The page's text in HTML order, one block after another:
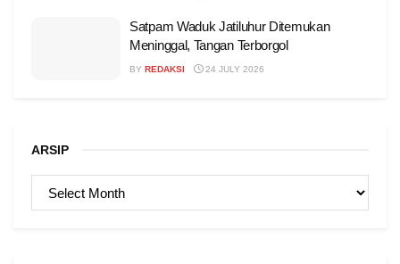
Satpam Waduk Jatiluhur Ditemukan
Meninggal, Tangan Terborgol
BY REDAKSI 24 JULY 2026
ARSIP